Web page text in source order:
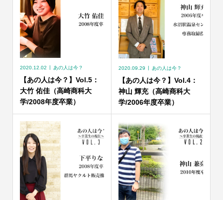
2020.12.02 あの人は今？
【あの人は今？】Vol.5：
大竹 佑佳（高崎商科大
学/2008年度卒業）
2020.09.29 あの人は今？
【あの人は今？】Vol.4：
神山 輝充（高崎商科大
学/2006年度卒業）